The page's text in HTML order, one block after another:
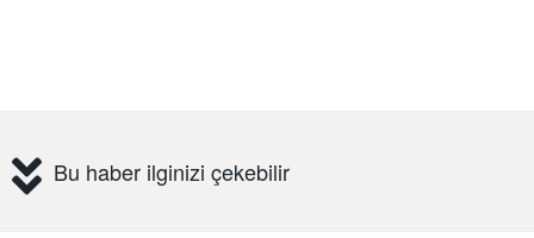
Bu haber ilginizi çekebilir